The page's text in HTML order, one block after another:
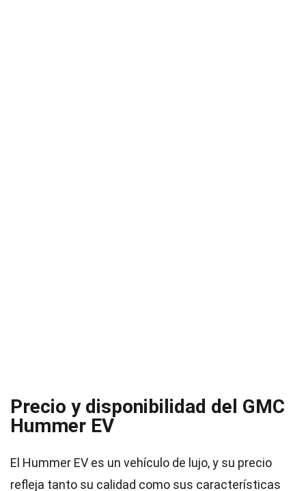
Precio y disponibilidad del GMC
Hummer EV
El Hummer EV es un vehículo de lujo, y su precio
refleja tanto su calidad como sus características